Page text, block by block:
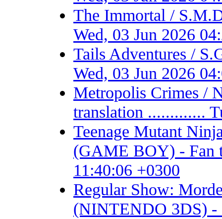
The Immortal /
Wed, 03 Jun 2026
Tails Adventures /
Wed, 03 Jun 2026
Metropolis Crimes /
translation .............
Teenage Mutant
(GAME BOY) - Fan
11:40:06 +0300
Regular Show:
(NINTENDO 3DS) -